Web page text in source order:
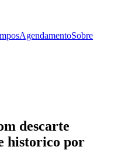
AgendamentoSobre
descarte
historico por